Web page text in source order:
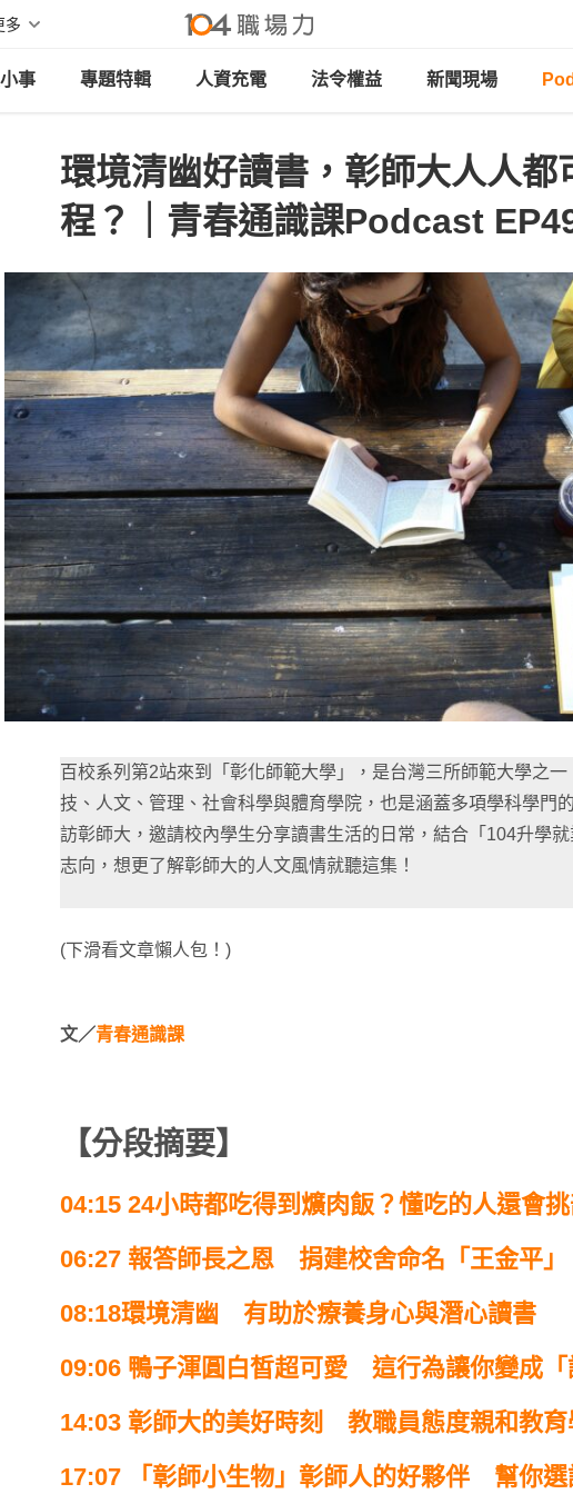
多
事 專題特輯 人資充電 法令權益 新聞現場
環境清幽好讀書，彰師大人人都
程？｜青春通識課Podcast
百校系列第2站來到「彰化師範大學」，是台灣三所師範大學之
技、人文、管理、社會科學與體育學院，也是涵蓋多項學科學門
訪彰師大，邀請校內學生分享讀書生活的日常，結合「104升學
志向，想更了解彰師大的人文風情就聽這集！
(下滑看文章懶人包！)
文／青春通識課
【分段摘要】
04:15 24小時都吃得到爌肉飯？懂吃的人還會挑
06:27 報答師長之恩 捐建校舍命名「王金平」
08:18環境清幽 有助於療養身心與潛心讀書
09:06 鴨子渾圓白皙超可愛 這行為讓你變成「
14:03 彰師大的美好時刻 教職員態度親和教育
17:07 「彰師小生物」彰師人的好夥伴 幫你選